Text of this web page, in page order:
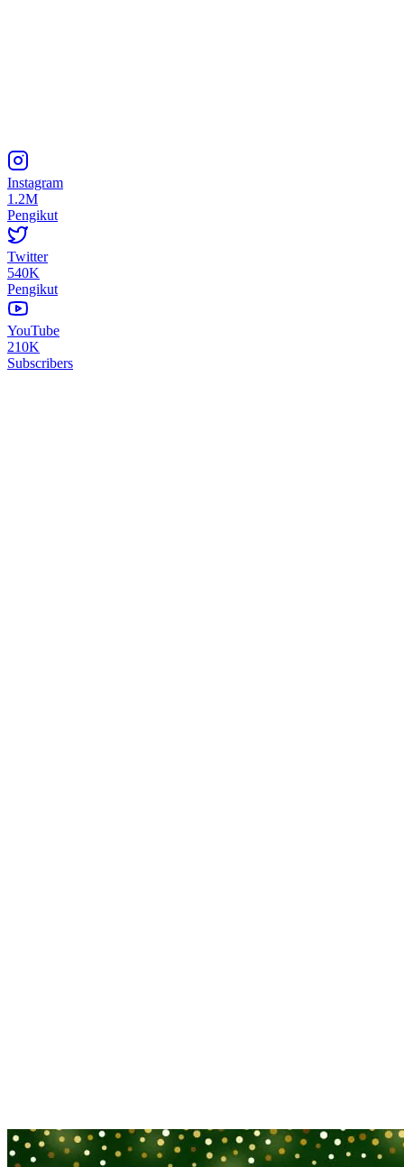
Instagram
1.2M
Pengikut
Twitter
540K
Pengikut
YouTube
210K
Subscribers